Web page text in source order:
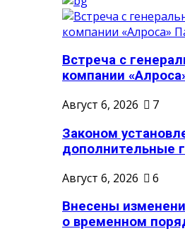
Встреча с
компании
Август 6, 2026
7
Законом
дополнительные
Август 6, 2026
6
Внесены
о временном